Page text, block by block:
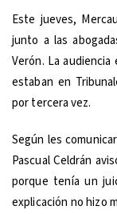
Este jueves,
junto a las
Verón. La audiencia
estaban en
por tercera vez.
Según les
Pascual Celdrán
porque tenía un
explicación no hizo